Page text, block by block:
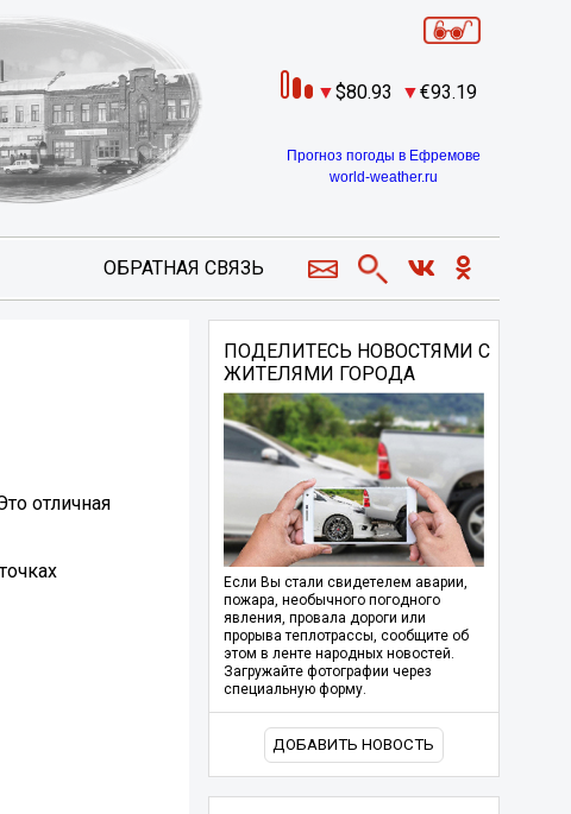
80.93 93.19
Прогноз погоды в Ефремове
world-weather.ru
ОБРАТНАЯ СВЯЗЬ
отличная
ПОДЕЛИТЕСЬ НОВОСТЯМИ С
ЖИТЕЛЯМИ ГОРОДА
Если Вы стали свидетелем аварии,
пожара, необычного погодного
явления, провала дороги или
прорыва теплотрассы, сообщите об
этом в ленте народных новостей.
Загружайте фотографии через
специальную форму.
ДОБАВИТЬ НОВОСТЬ